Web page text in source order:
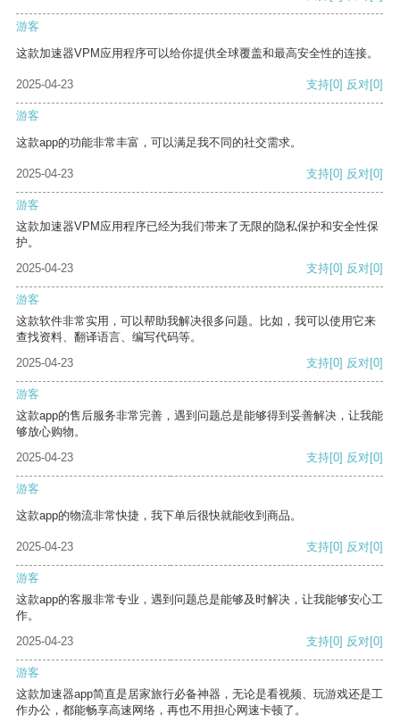
游客
这款加速器VPM应用程序可以给你提供全球覆盖和最高安全性的连接。
2025-04-23 支持[0] 反对[0]
游客
这款app的功能非常丰富，可以满足我不同的社交需求。
2025-04-23 支持[0] 反对[0]
游客
这款加速器VPM应用程序已经为我们带来了无限的隐私保护和安全性保
护。
2025-04-23
支持[0] 反对[0]
游客
这款软件非常实用，可以帮助我解决很多问题。比如，我可以使用它来
查找资料、翻译语言、编写代码等。
2025-04-23
支持[0] 反对[0]
游客
这款app的售后服务非常完善，遇到问题总是能够得到妥善解决，让我能
够放心购物。
2025-04-23
支持[0] 反对[0]
游客
这款app的物流非常快捷，我下单后很快就能收到商品。
2025-04-23 支持[0] 反对[0]
游客
这款app的客服非常专业，遇到问题总是能够及时解决，让我能够安心工
作。
2025-04-23
支持[0] 反对[0]
游客
这款加速器app简直是居家旅行必备神器，无论是看视频、玩游戏还是工
作办公，都能畅享高速网络，再也不用担心网速卡顿了。